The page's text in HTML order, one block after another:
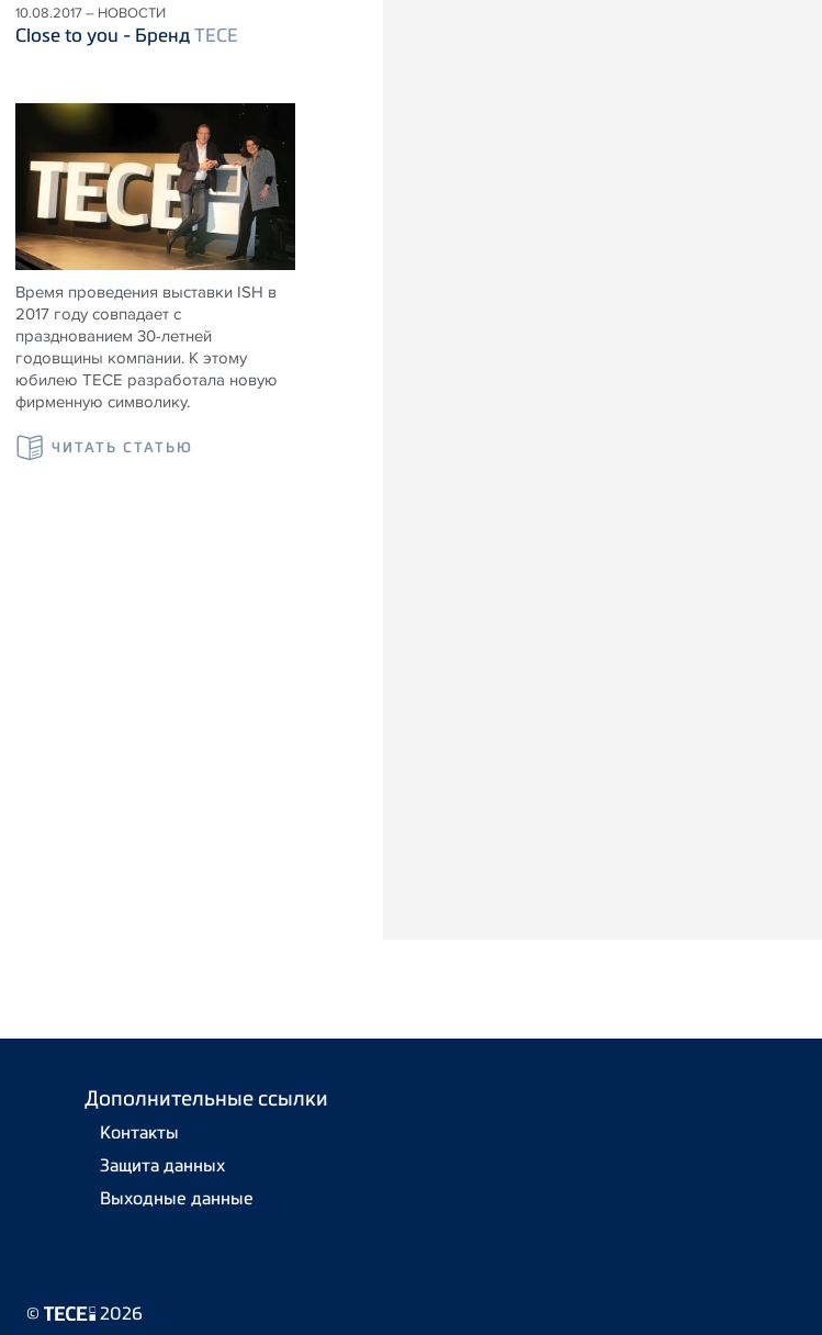
10.08.2017 – НОВОСТИ
Close to you - БрендTECE
Время проведения выставки ISH в
2017 году совпадает с
празднованием 30-летней
годовщины компании. К этому
юбилею TECE разработала новую
фирменную символику.
ЧИТАТЬ СТАТЬЮ
Дополнительные ссылки
Контакты
Защита данных
Выходные данные
© 2026